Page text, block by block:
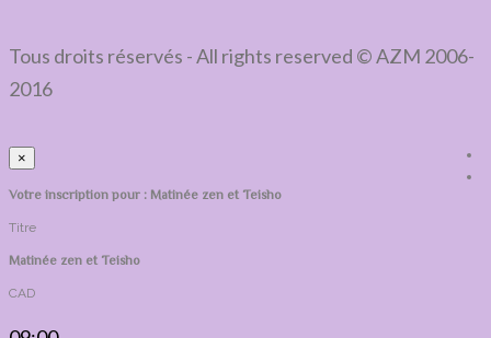
Tous droits réservés - All rights reserved © AZM 2006-
2016
×
Votre inscription pour : Matinée zen et Teisho
Titre
Matinée zen et Teisho
CAD